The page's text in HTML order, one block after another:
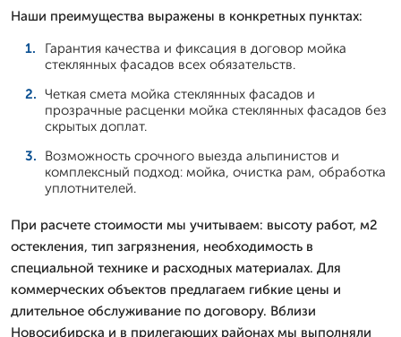
Наши преимущества выражены в конкретных пунктах:
Гарантия качества и фиксация в договор мойка
стеклянных фасадов всех обязательств.
Четкая смета мойка стеклянных фасадов и
прозрачные расценки мойка стеклянных фасадов без
скрытых доплат.
Возможность срочного выезда альпинистов и
комплексный подход: мойка, очистка рам, обработка
уплотнителей.
При расчете стоимости мы учитываем: высоту работ, м2
остекления, тип загрязнения, необходимость в
специальной технике и расходных материалах. Для
коммерческих объектов предлагаем гибкие цены и
длительное обслуживание по договору. Вблизи
Новосибирска и в прилегающих районах мы выполняли